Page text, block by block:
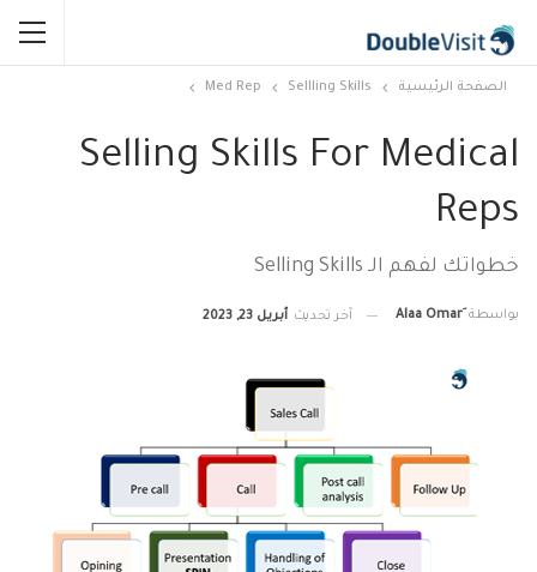
الصفحة الرئيسية Sellling Skills
Med Rep
Selling Skills For Medical
Reps
خطواتك لفهم الـ Selling Skills
بواسطة آخر تحديث أبريل 23, 2023